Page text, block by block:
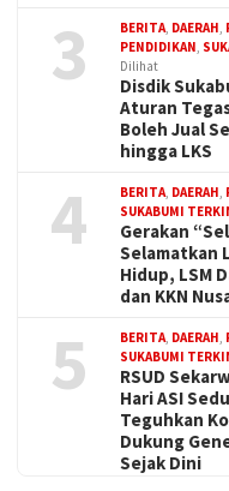
3 BERITA, DAERAH,
PENDIDIKAN,
Dilihat
Disdik
Aturan
Boleh Jual
hingga LKS
4 BERITA, DAERAH,
SUKABUMI
Gerakan
Selamatkan
Hidup, LSM
dan KKN
5 BERITA, DAERAH,
SUKABUMI
RSUD
Hari ASI
Teguhkan
Dukung
Sejak Dini